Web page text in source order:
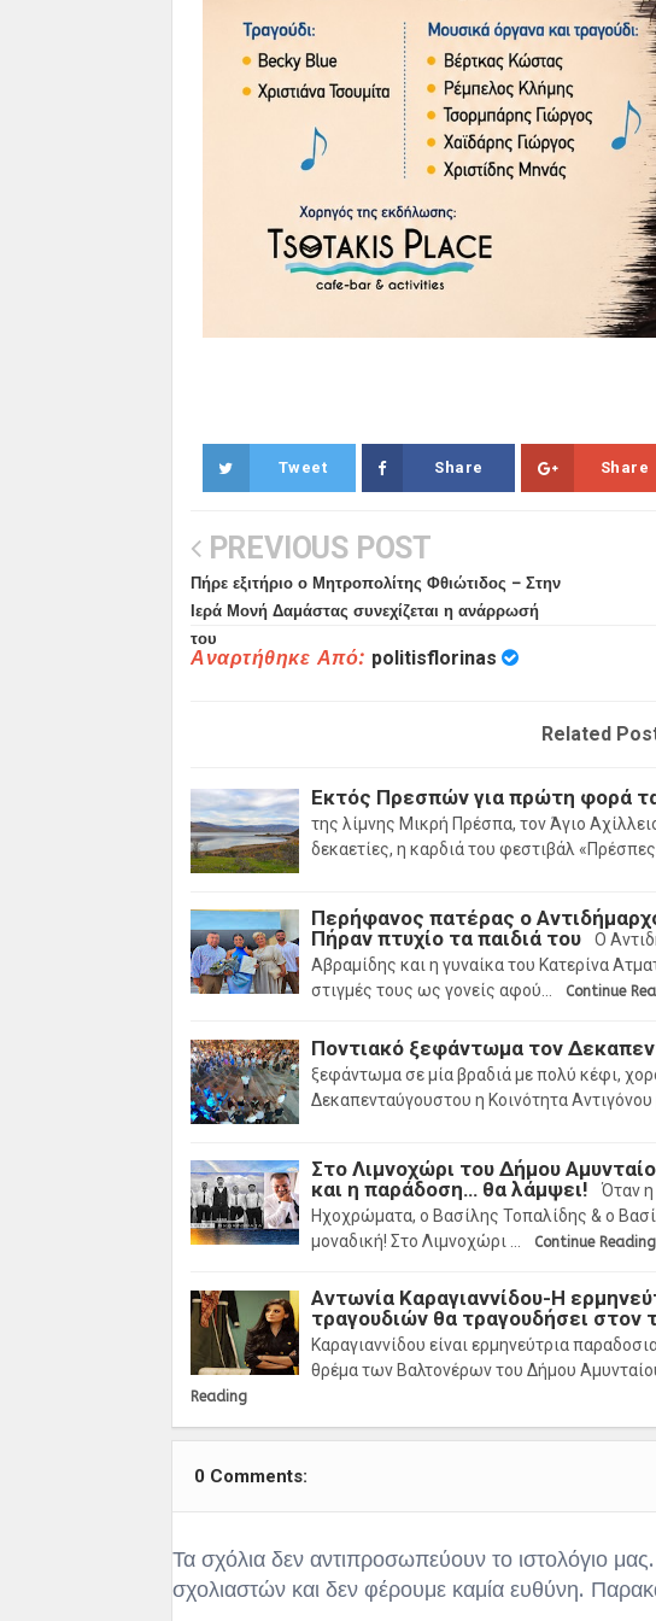
Tweet Share Share
PREVIOUS POST
Πήρε εξιτήριο ο Μητροπολίτης Φθιώτιδος – Στην
Ιερά Μονή Δαμάστας συνεχίζεται η ανάρρωσή
του
Αναρτήθηκε Από: politisflorinas
Related
Εκτός Πρεσπών για πρώτη φορά
της λίμνης Μικρή Πρέσπα, τον Άγιο
δεκαετίες, η καρδιά του φεστιβάλ «Πρέσπες
Περήφανος πατέρας ο
Πήραν πτυχίο τα παιδιά του
Ο
Αβραμίδης και η γυναίκα του Κατερίνα
στιγμές τους ως γονείς αφού…
Continue
Ποντιακό ξεφάντωμα τον
ξεφάντωμα σε μία βραδιά με πολύ κέφι,
Δεκαπενταύγουστου η Κοινότητα Αντιγόνου
Στο Λιμνοχώρι του Δήμου
και η παράδοση… θα λάμψει!
Όταν η
Ηχοχρώματα, ο Βασίλης Τοπαλίδης & ο
μοναδική! Στο Λιμνοχώρι …
Continue Reading
Αντωνία Καραγιαννίδου-Η
τραγουδιών θα τραγουδήσει στον
Καραγιαννίδου είναι ερμηνεύτρια
θρέμα των Βαλτονέρων του Δήμου
Reading
0 Comments:
Τα σχόλια δεν αντιπροσωπεύουν το ιστολόγιο
σχολιαστών και δεν φέρουμε καμία ευθύνη.